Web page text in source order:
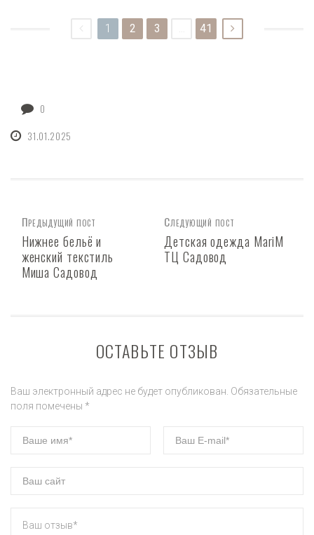
1 2 3 41
0
31.01.2025
Предыдущий пост
Нижнее бельё и
женский текстиль
Миша Садовод
Следующий пост
Детская одежда MariM
ТЦ Садовод
ОСТАВЬТЕ ОТЗЫВ
Ваш электронный адрес не будет опубликован. Обязательные
поля помечены *